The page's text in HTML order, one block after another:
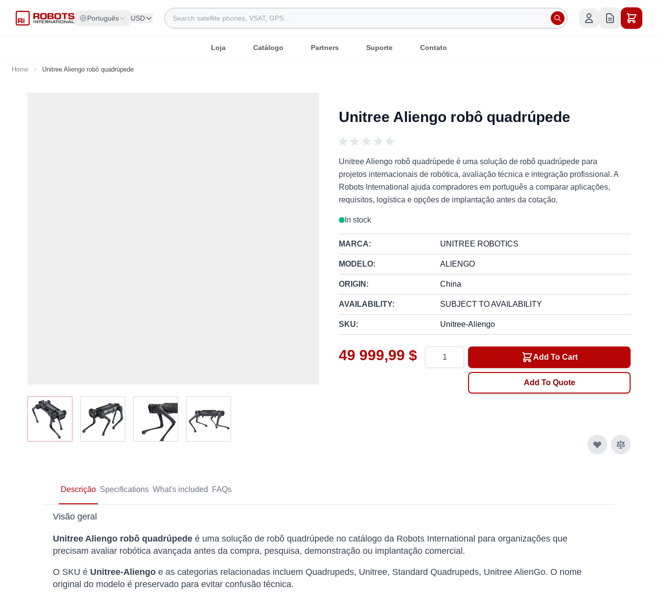
Português USD
Search
Loja Catálogo Partners Suporte Contato
Home Unitree Aliengo robô quadrúpede
Unitree Aliengo robô quadrúpede
View larger imageView larger imageView larger image
Unitree Aliengo robô quadrúpede é uma solução de robô quadrúpede para
projetos internacionais de robótica, avaliação técnica e integração profissional. A
Robots International ajuda compradores em português a comparar aplicações,
requisitos, logística e opções de implantação antes da cotação.
In stock
MARCA: UNITREE ROBOTICS
MODELO: ALIENGO
ORIGIN: China
AVAILABILITY: SUBJECT TO AVAILABILITY
SKU: Unitree-Aliengo
49 999,99 $ Add To Cart
Add To Quote
Descrição Specifications What's included FAQs
Visão geral
Unitree Aliengo robô quadrúpede é uma solução de robô quadrúpede no catálogo da Robots International para organizações que
precisam avaliar robótica avançada antes da compra, pesquisa, demonstração ou implantação comercial.
O SKU é Unitree-Aliengo e as categorias relacionadas incluem Quadrupeds, Unitree, Standard Quadrupeds, Unitree AlienGo. O nome
original do modelo é preservado para evitar confusão técnica.